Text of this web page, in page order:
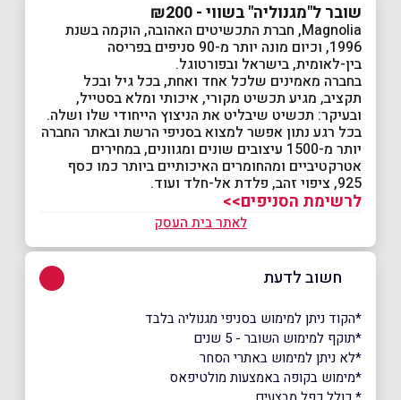
שובר ל"מגנוליה" בשווי - ₪200
Magnolia, חברת התכשיטים האהובה, הוקמה בשנת
1996, וכיום מונה יותר מ-90 סניפים בפריסה
בין-לאומית, בישראל ובפורטוגל.
בחברה מאמינים שלכל אחד ואחת, בכל גיל ובכל
תקציב, מגיע תכשיט מקורי, איכותי ומלא בסטייל,
ובעיקר: תכשיט שיבליט את הניצוץ הייחודי שלו ושלה.
בכל רגע נתון אפשר למצוא בסניפי הרשת ובאתר החברה
יותר מ-1500 עיצובים שונים ומגוונים, במחירים
אטרקטיביים ומהחומרים האיכותיים ביותר כמו כסף
925, ציפוי זהב, פלדת אל-חלד ועוד.
לרשימת הסניפים>>
לאתר בית העסק
חשוב לדעת
*הקוד ניתן למימוש בסניפי מגנוליה בלבד
*תוקף למימוש השובר - 5 שנים
*לא ניתן למימוש באתרי הסחר
*מימוש בקופה באמצעות מולטיפאס